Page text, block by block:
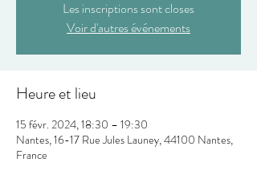
Les inscriptions sont closes
Voir d'autres événements
Heure et lieu
15 févr. 2024, 18:30 – 19:30
Nantes, 16-17 Rue Jules Launey, 44100 Nantes,
France